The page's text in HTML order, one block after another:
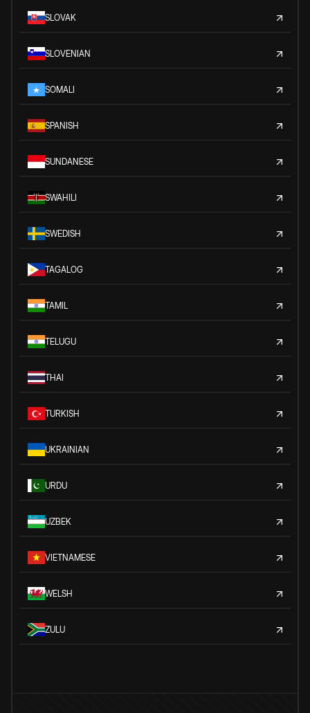
SLOVAK
SLOVENIAN
SOMALI
SPANISH
SUNDANESE
SWAHILI
SWEDISH
TAGALOG
TAMIL
TELUGU
THAI
TURKISH
UKRAINIAN
URDU
UZBEK
VIETNAMESE
WELSH
ZULU